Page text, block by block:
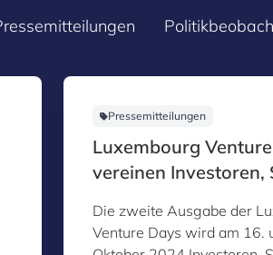
Pressemitteilungen
Luxembourg
vereinen
17. Oktober 2024
Die zweite Ausgabe der
Venture Days wird am 16.